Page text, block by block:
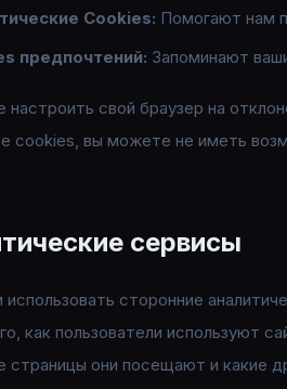
Cookies: Помогают нам
предпочтений: Запоминают
свой браузер на
cookies, вы можете не иметь
сервисы
сторонние
как пользователи
страницы они посещают и какие